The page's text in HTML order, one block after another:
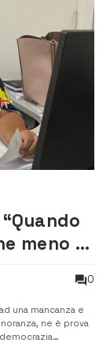
meno la
0
una mancanza e
ne è prova